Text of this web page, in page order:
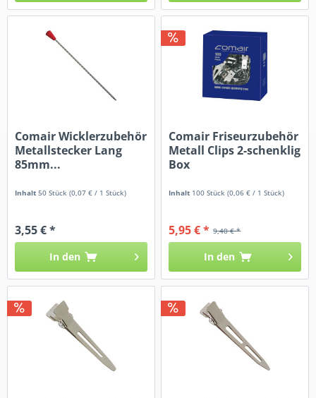
Comair Wicklerzubehör
Metallstecker Lang
85mm...
Inhalt50 Stück(0,07 € / 1 Stück)
3,55 € *
In den
Comair Friseurzubehör
Metall Clips 2-schenklig
Box
Inhalt 100 Stück(0,06 € / 1 Stück)
9,40 € *
5,95 € *
In den